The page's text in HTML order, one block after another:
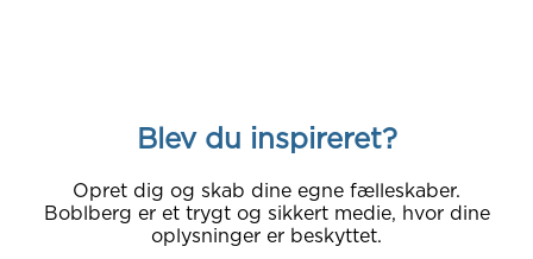
Blev du inspireret?
Opret dig og skab dine egne fælleskaber.
Boblberg er et trygt og sikkert medie, hvor dine
oplysninger er beskyttet.